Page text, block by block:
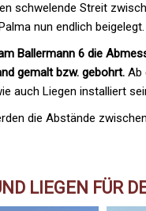
schwelende Streit
nun endlich beigelegt.
Ballermann 6 die
gemalt bzw. gebohrt. Ab
auch Liegen installiert
die Abstände
LIEGEN FÜR